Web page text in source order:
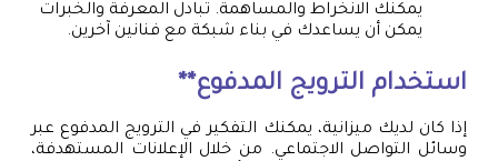
يمكنك الانخراط والمساهمة. تبادل المعرفة والخبرات
يمكن أن يساعدك في بناء شبكة مع فنانين آخرين.
استخدام الترويج المدفوع**
إذا كان لديك ميزانية، يمكنك التفكير في الترويج المدفوع عبر
وسائل التواصل الاجتماعي. من خلال الإعلانات المستهدفة،